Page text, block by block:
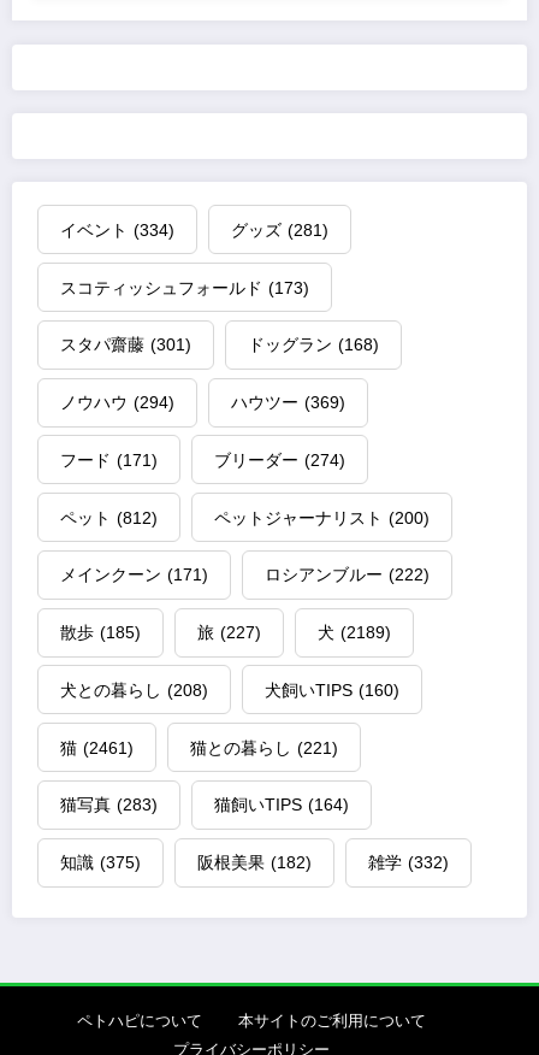
イベント (334) グッズ (281)
スコティッシュフォールド (173)
スタパ齋藤 (301) ドッグラン (168)
ノウハウ (294) ハウツー (369)
フード (171) ブリーダー (274)
ペット (812) ペットジャーナリスト (200)
メインクーン (171) ロシアンブルー (222)
散歩 (185) 旅 (227) 犬 (2189)
犬との暮らし (208) 犬飼いTIPS (160)
猫 (2461) 猫との暮らし (221)
猫写真 (283) 猫飼いTIPS (164)
知識 (375) 阪根美果 (182) 雑学 (332)
ペトハピについて
本サイトのご利用について
プライバシーポリシー